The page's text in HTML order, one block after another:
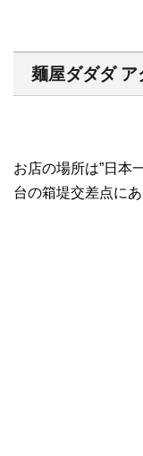
麺屋ダダダ ア
お店の場所は”日本
台の箱堤交差点にあ